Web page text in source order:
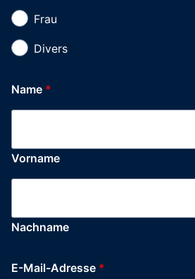
Frau
Divers
Name *
Vorname
Nachname
E-Mail-Adresse *